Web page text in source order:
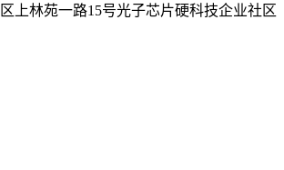
上林苑一路15号光子芯片硬科技企业社区